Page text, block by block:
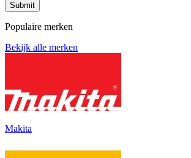
Submit
Populaire merken
Bekijk alle merken
Makita